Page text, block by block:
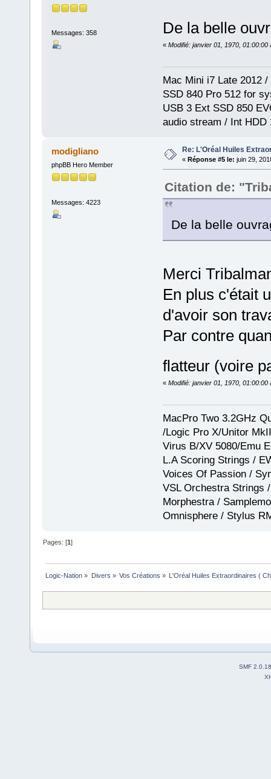
Messages: 358 De la belle
« Modifié: janvier 01, 1970, 01:00:00
Mac Mini i7 Late 2012
SSD 840 Pro 512 for
USB 3 Ext SSD 850
audio stream / Int
modigliano
phpBB Hero Member
Messages: 4223
Re: L'Oréal Huiles
« Réponse #5 le: juin 29,
Citation de:
De la belle
Merci
En plus c'était
d'avoir son
Par contre
flatteur (voire
« Modifié: janvier 01, 1970, 01:00:00
MacPro Two 3.2GHz
/Logic Pro X/Unitor
Virus B/XV 5080/Emu
L.A Scoring Strings /
Voices Of Passion /
VSL Orchestra Strings
Morphestra /
Omnisphere / Stylus
Pages: [1]
Logic-Nation » Divers » Vos Créations » L'Oréal Huiles Extraordinaires (
SMF 2.0.18